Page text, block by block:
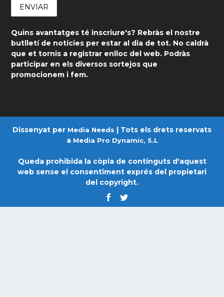
Quins avantatges té inscriure's? Rebràs el nostre
butlletí de notícies per estar al dia de tot. No caldrà
que et tornis a registrar enlloc del web. Podràs
participar en els diversos sortejos que
promocionem i fem.
Dissenyat per Media Needs
| Tots els drets reservats
a Media Pro Dynamic, S.L
Queda prohibida la còpia de continguts d'aquest
web sense el consentiment exprés del propietari
del copyright.